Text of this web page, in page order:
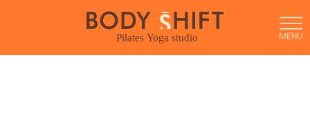
content/themes/bodyshift/archive.php on line